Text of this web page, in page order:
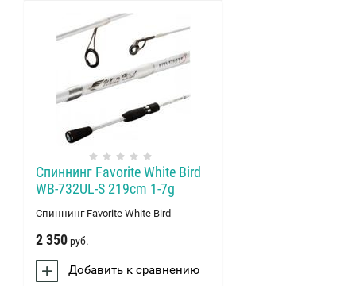
Спиннинг Favorite White Bird
WB-732UL-S 219cm 1-7g
Спиннинг Favorite White Bird
2 350 руб.
Добавить к сравнению